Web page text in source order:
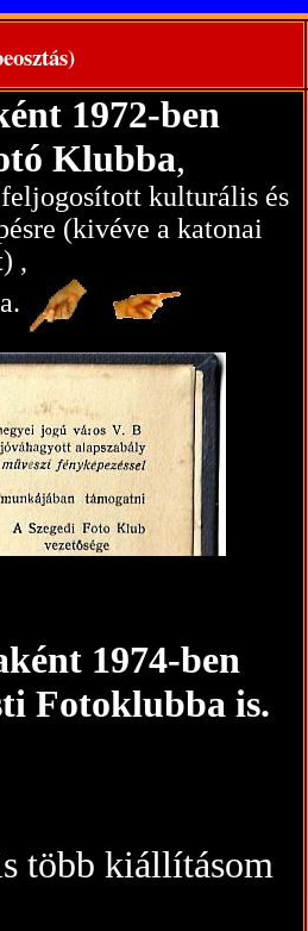
1972-ben
Klubba,
kulturális és
(kivéve a katonai
,
1974-ben
Fotoklubba is.
több kiállításom